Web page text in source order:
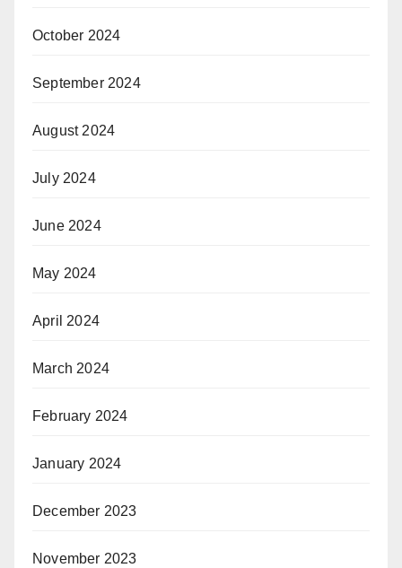
October 2024
September 2024
August 2024
July 2024
June 2024
May 2024
April 2024
March 2024
February 2024
January 2024
December 2023
November 2023